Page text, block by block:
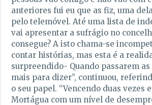
anteriores fui eu que as fiz, uma
pelo telemóvel. Até uma lista de
vai apresentar a sufrágio no
consegue? A isto chama-se
contar histórias, mas esta é a
surpreendido- Quando passarem
mais para dizer”, continuou,
o seu papel. “Vencendo duas vezes
Mortágua com um nível de